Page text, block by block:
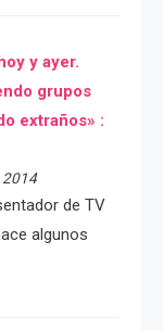
y ayer.
grupos
extraños» :
2014
de TV
algunos